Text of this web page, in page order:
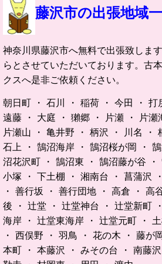
藤沢市の出張地域
神奈川県藤沢市へ無料で出張致しま
らとさせていただいております。古
クスへ是非ご依頼ください。
朝日町 ・ 石川 ・ 稲荷 ・ 今田 ・ 打
遠藤 ・ 大庭 ・ 獺郷 ・ 片瀬 ・ 片瀬
片瀬山 ・ 亀井野 ・ 柄沢 ・ 川名 ・
石上 ・ 鵠沼海岸 ・ 鵠沼桜が岡 ・
沼花沢町 ・ 鵠沼東 ・ 鵠沼藤が谷 ・
小塚 ・ 下土棚 ・ 湘南台 ・ 菖蒲沢
・ 善行坂 ・ 善行団地 ・ 高倉 ・ 高
後 ・ 辻堂 ・ 辻堂神台 ・ 辻堂新町
海岸 ・ 辻堂東海岸 ・ 辻堂元町 ・
・ 西俣野 ・ 羽鳥 ・ 花の木 ・ 藤が
本町 ・ 本藤沢 ・ みその台 ・ 南藤